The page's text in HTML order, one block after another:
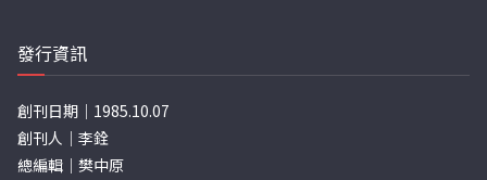
發行資訊
創刊日期｜1985.10.07
創刊人｜李銓
總編輯｜樊中原